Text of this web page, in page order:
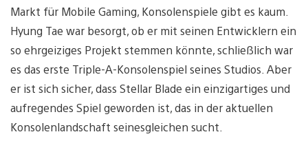
Markt für Mobile Gaming, Konsolenspiele gibt es kaum.
Hyung Tae war besorgt, ob er mit seinen Entwicklern ein
so ehrgeiziges Projekt stemmen könnte, schließlich war
es das erste Triple-A-Konsolenspiel seines Studios. Aber
er ist sich sicher, dass Stellar Blade ein einzigartiges und
aufregendes Spiel geworden ist, das in der aktuellen
Konsolenlandschaft seinesgleichen sucht.